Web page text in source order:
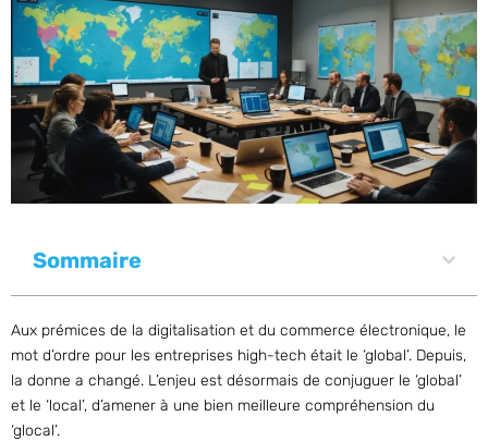
Sommaire
Aux prémices de la digitalisation et du commerce électronique, le
mot d’ordre pour les entreprises high-tech était le ‘global’. Depuis,
la donne a changé. L’enjeu est désormais de conjuguer le ‘global’
et le ‘local’, d’amener à une bien meilleure compréhension du
‘glocal’.